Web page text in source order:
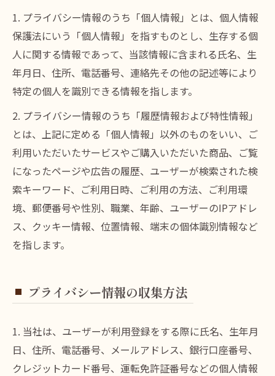
1. プライバシー情報のうち「個人情報」とは、個人情報
保護法にいう「個人情報」を指すものとし、生存する個
人に関する情報であって、当該情報に含まれる氏名、生
年月日、住所、電話番号、連絡先その他の記述等により
特定の個人を識別できる情報を指します。
2. プライバシー情報のうち「履歴情報および特性情報」
とは、上記に定める「個人情報」以外のものをいい、ご
利用いただいたサービスやご購入いただいた商品、ご覧
になったページや広告の履歴、ユーザーが検索された検
索キーワード、ご利用日時、ご利用の方法、ご利用環
境、郵便番号や性別、職業、年齢、ユーザーのIPアドレ
ス、クッキー情報、位置情報、端末の個体識別情報など
を指します。
プライバシー情報の収集方法
1. 当社は、ユーザーが利用登録をする際に氏名、生年月
日、住所、電話番号、メールアドレス、銀行口座番号、
クレジットカード番号、運転免許証番号などの個人情報